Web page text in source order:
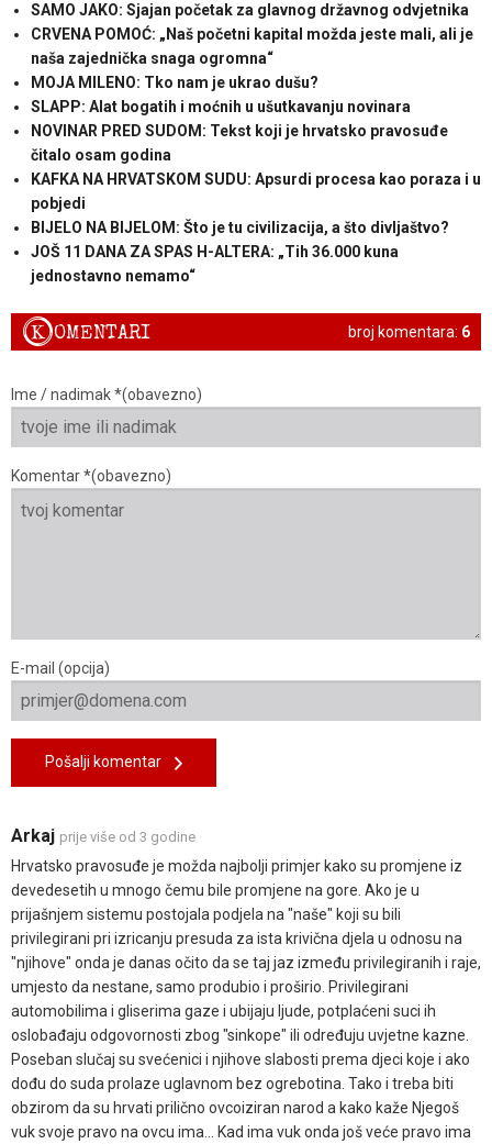
SAMO JAKO: Sjajan početak za glavnog državnog odvjetnika
CRVENA POMOĆ: „Naš početni kapital možda jeste mali, ali je
naša zajednička snaga ogromna“
MOJA MILENO: Tko nam je ukrao dušu?
SLAPP: Alat bogatih i moćnih u ušutkavanju novinara
NOVINAR PRED SUDOM: Tekst koji je hrvatsko pravosuđe
čitalo osam godina
KAFKA NA HRVATSKOM SUDU: Apsurdi procesa kao poraza i u
pobjedi
BIJELO NA BIJELOM: Što je tu civilizacija, a što divljaštvo?
JOŠ 11 DANA ZA SPAS H-ALTERA: „Tih 36.000 kuna
jednostavno nemamo“
broj komentara: 6
KOMENTARI
Ime / nadimak *(obavezno)
Komentar *(obavezno)
E-mail (opcija)
Pošalji komentar
Arkaj prije više od 3 godine
Hrvatsko pravosuđe je možda najbolji primjer kako su promjene iz
devedesetih u mnogo čemu bile promjene na gore. Ako je u
prijašnjem sistemu postojala podjela na "naše" koji su bili
privilegirani pri izricanju presuda za ista krivična djela u odnosu na
"njihove" onda je danas očito da se taj jaz između privilegiranih i raje,
umjesto da nestane, samo produbio i proširio. Privilegirani
automobilima i gliserima gaze i ubijaju ljude, potplaćeni suci ih
oslobađaju odgovornosti zbog "sinkope" ili određuju uvjetne kazne.
Poseban slučaj su svećenici i njihove slabosti prema djeci koje i ako
dođu do suda prolaze uglavnom bez ogrebotina. Tako i treba biti
obzirom da su hrvati prilično ovcoiziran narod a kako kaže Njegoš
vuk svoje pravo na ovcu ima... Kad ima vuk onda još veće pravo ima